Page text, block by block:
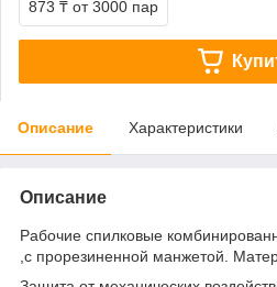
873 ₸ от 3000 пар
Описание Характеристики
Описание
Рабочие спилковые
,с прорезиненной манжетой.